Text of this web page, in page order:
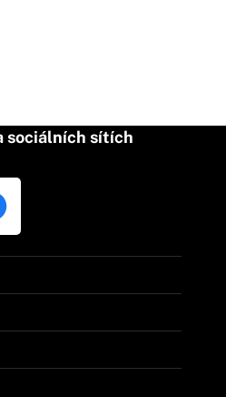
sociálních sítích